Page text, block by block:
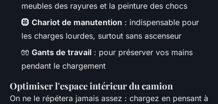
meubles des rayures et la peinture des chocs
🛞 Chariot de manutention : indispensable pour
les charges lourdes, surtout sans ascenseur
🧤 Gants de travail : pour préserver vos mains
pendant le chargement
Optimiser l'espace intérieur du camion
On ne le répétera jamais assez : chargez en pensant à